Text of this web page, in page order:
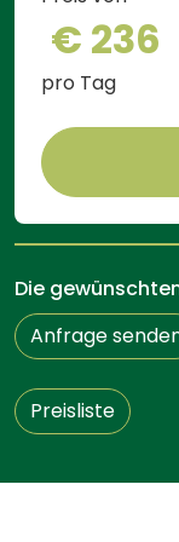
€ 236
pro Tag
Die
Anfrage
Preisliste